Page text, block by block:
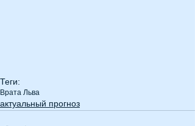
Теги:
Врата Льва
актуальный прогноз